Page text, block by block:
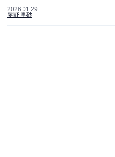
2026.01.29
勝野 里砂